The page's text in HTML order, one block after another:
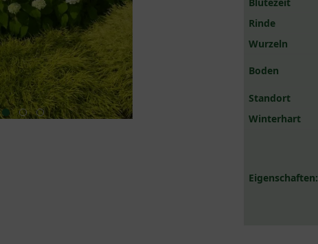
Rinde
Wurzeln
Boden
Standort
Winterhart
Eigenschaften: